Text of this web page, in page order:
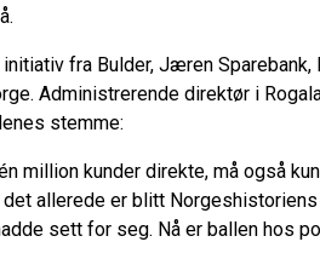
fra Bulder, Jæren Sparebank,
Administrerende direktør i
stemme:
million kunder direkte, må også
allerede er blitt
sett for seg. Nå er ballen hos